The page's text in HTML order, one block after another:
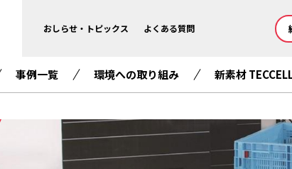
おしらせ・トピックス よくある質問
事例一覧 環境への取り組み 新素材